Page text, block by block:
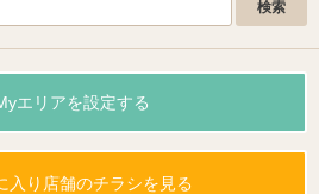
エリアを設定する
入り店舗のチラシを見る